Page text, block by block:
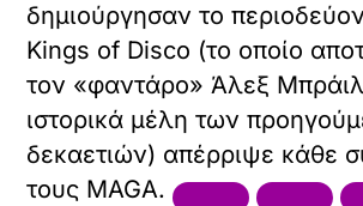
δημιούργησαν το
Kings of Disco (το οποίο
τον «φαντάρο» Άλεξ
ιστορικά μέλη των
δεκαετιών) απέρριψε κάθε
τους MAGA.